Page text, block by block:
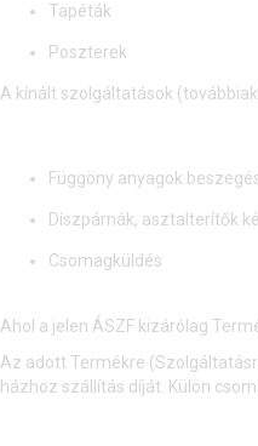
Tapéták
Poszterek
A kínált szolgáltatások
Függöny anyagok
Díszpárnák, asztalterítők
Csomagküldés
Ahol a jelen ÁSZF kizárólag
Az adott Termékre
házhoz szállítás díját. Külön